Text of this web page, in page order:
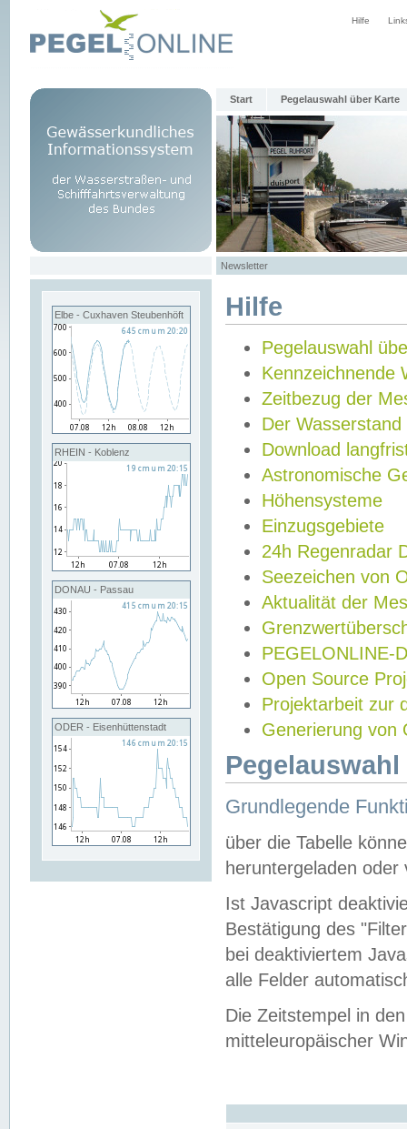
Hilfe
Start Pegelauswahl über Karte
Newsletter
Elbe - Cuxhaven Steubenhöft
RHEIN - Koblenz
DONAU - Passau
ODER - Eisenhüttenstadt
Hilfe
Pegelauswahl
Kennzeichnende
Zeitbezug der
Der Wasserstand
Download
Astronomische
Höhensysteme
Einzugsgebiete
24h Regenradar
Seezeichen von
Aktualität der
PEGELONLINE-
Open Source
Projektarbeit zur
Generierung von
Grundlegende
über die Tabelle
heruntergeladen oder
Ist Javascript
Bestätigung des
bei deaktiviertem
alle Felder
Die Zeitstempel in
mitteleuropäischer